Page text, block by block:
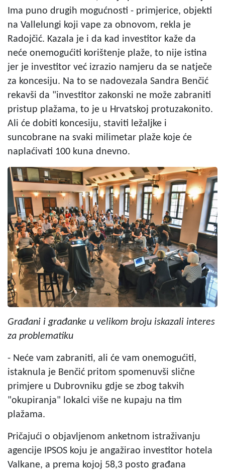
Ima puno drugih mogućnosti - primjerice, objekti
na Vallelungi koji vape za obnovom, rekla je
Radojčić. Kazala je i da kad investitor kaže da
neće onemogućiti korištenje plaže, to nije istina
jer je investitor već izrazio namjeru da se natječe
za koncesiju. Na to se nadovezala Sandra Benčić
rekavši da "investitor zakonski ne može zabraniti
pristup plažama, to je u Hrvatskoj protuzakonito.
Ali će dobiti koncesiju, staviti ležaljke i
suncobrane na svaki milimetar plaže koje će
naplaćivati 100 kuna dnevno.
Građani i građanke u velikom broju iskazali interes
za problematiku
- Neće vam zabraniti, ali će vam onemogućiti,
istaknula je Benčić pritom spomenuvši slične
primjere u Dubrovniku gdje se zbog takvih
"okupiranja" lokalci više ne kupaju na tim
plažama.
Pričajući o objavljenom anketnom istraživanju
agencije IPSOS koju je angažirao investitor hotela
Valkane, a prema kojoj 58,3 posto građana